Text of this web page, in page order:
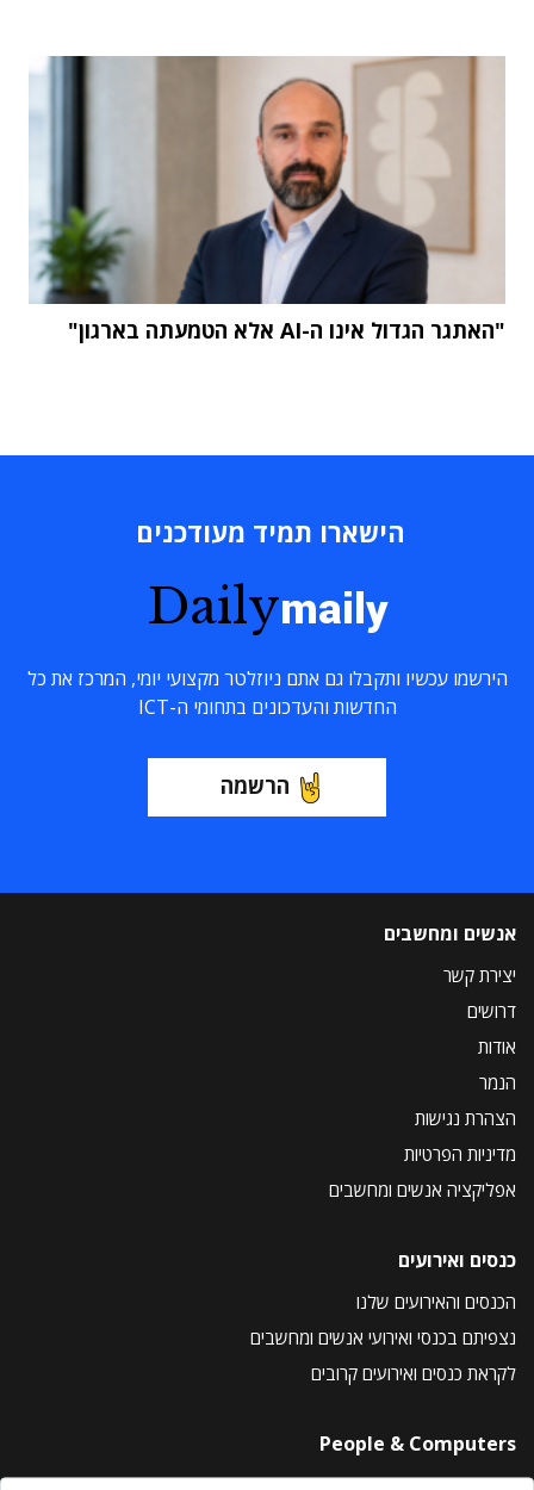
"האתגר הגדול אינו ה-AI אלא הטמעתה בארגון"
הישארו תמיד מעודכנים
Dailymaily
הירשמו עכשיו ותקבלו גם אתם ניוזלטר מקצועי יומי, המרכז את כל
החדשות והעדכונים בתחומי ה-ICT
הרשמה
אנשים ומחשבים
יצירת קשר
דרושים
אודות
הנמר
הצהרת נגישות
מדיניות הפרטיות
אפליקציה אנשים ומחשבים
כנסים ואירועים
הכנסים והאירועים שלנו
נצפיתם בכנסי ואירועי אנשים ומחשבים
לקראת כנסים ואירועים קרובים
People & Computers